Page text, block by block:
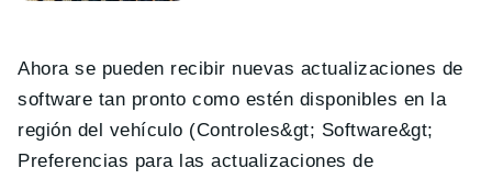
Ahora se pueden recibir nuevas actualizaciones de
software tan pronto como estén disponibles en la
región del vehículo (Controles&gt; Software&gt;
Preferencias para las actualizaciones de